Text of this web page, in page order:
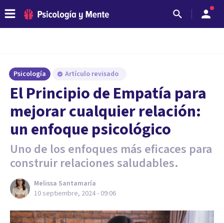
Psicología Artículo revisado
El Principio de Empatía para
mejorar cualquier relación:
un enfoque psicológico
Uno de los enfoques más eficaces para
construir relaciones saludables.
Melissa Santamaría
10 septiembre, 2024 - 09:06